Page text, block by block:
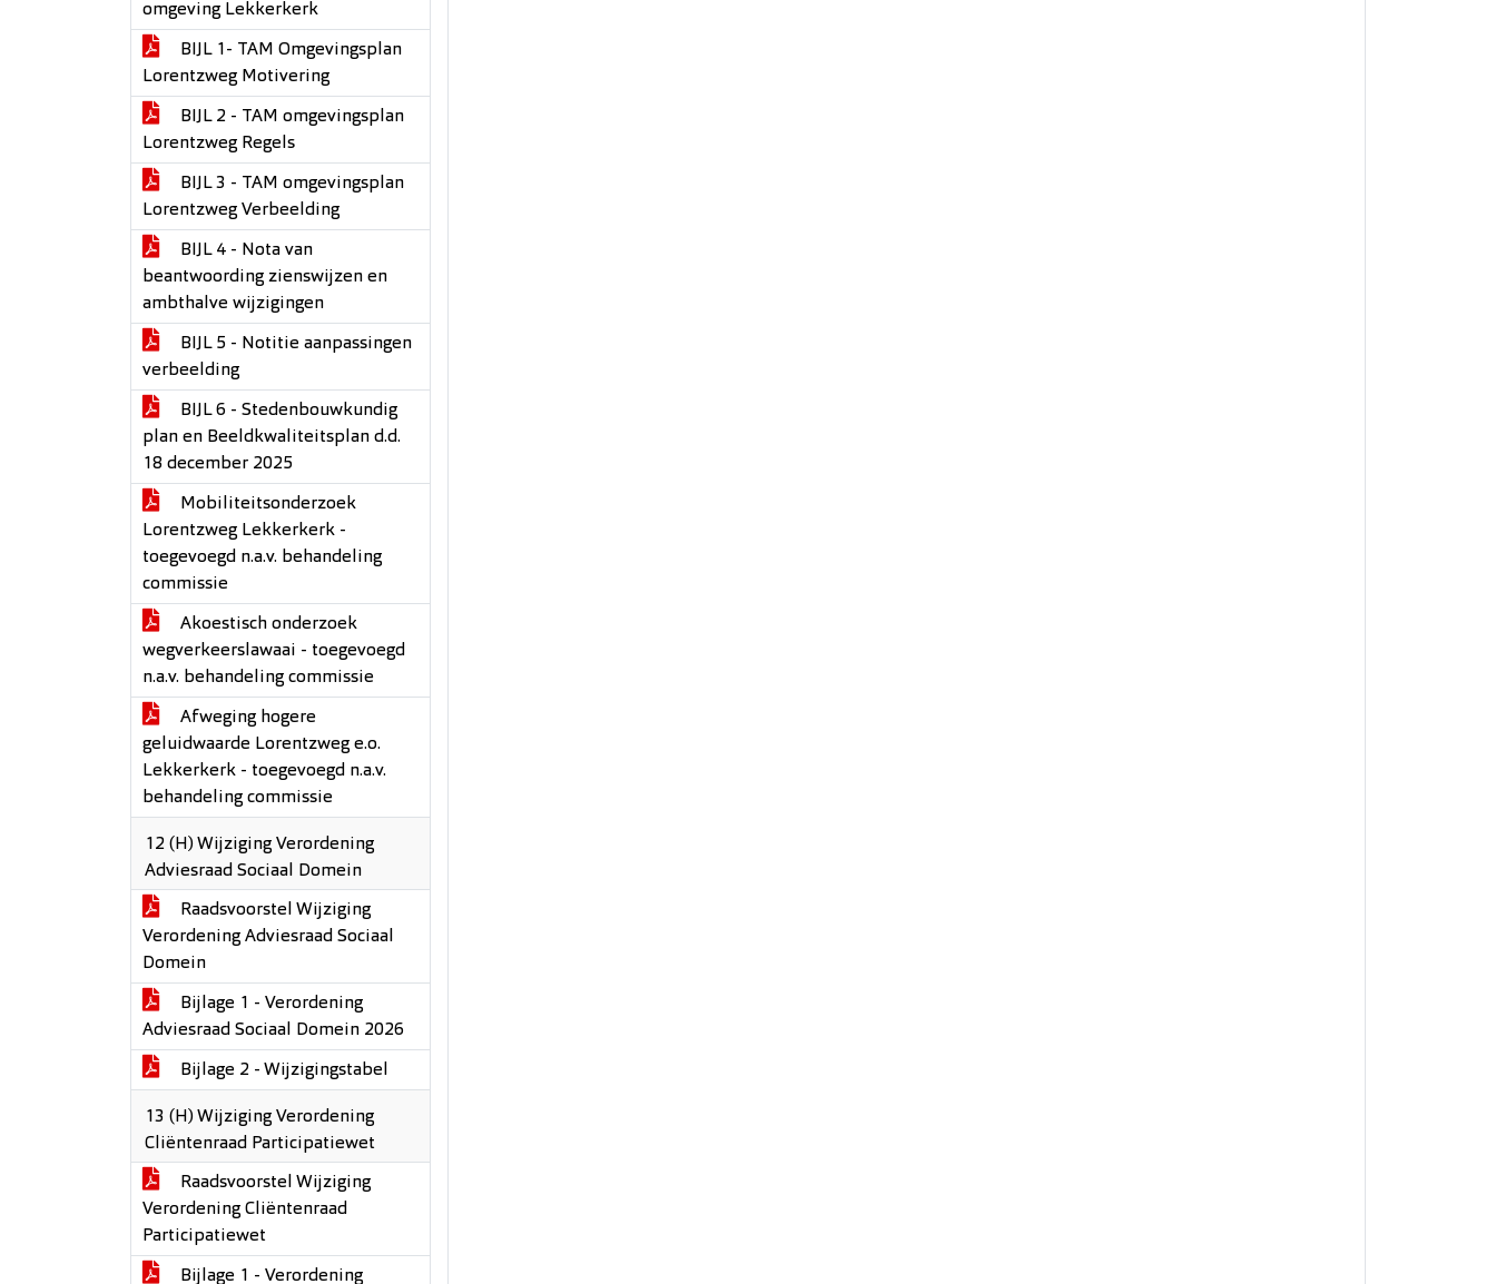
omgeving Lekkerkerk
BIJL 1- TAM Omgevingsplan
Lorentzweg Motivering
BIJL 2 - TAM omgevingsplan
Lorentzweg Regels
BIJL 3 - TAM omgevingsplan
Lorentzweg Verbeelding
BIJL 4 - Nota van
beantwoording zienswijzen en
ambthalve wijzigingen
BIJL 5 - Notitie aanpassingen
verbeelding
BIJL 6 - Stedenbouwkundig
plan en Beeldkwaliteitsplan d.d.
18 december 2025
Mobiliteitsonderzoek
Lorentzweg Lekkerkerk -
toegevoegd n.a.v. behandeling
commissie
Akoestisch onderzoek
wegverkeerslawaai - toegevoegd
n.a.v. behandeling commissie
Afweging hogere
geluidwaarde Lorentzweg e.o.
Lekkerkerk - toegevoegd n.a.v.
behandeling commissie
12 (H) Wijziging Verordening
Adviesraad Sociaal Domein
Raadsvoorstel Wijziging
Verordening Adviesraad Sociaal
Domein
Bijlage 1 - Verordening
Adviesraad Sociaal Domein 2026
Bijlage 2 - Wijzigingstabel
13 (H) Wijziging Verordening
Cliëntenraad Participatiewet
Raadsvoorstel Wijziging
Verordening Cliëntenraad
Participatiewet
Bijlage 1 - Verordening